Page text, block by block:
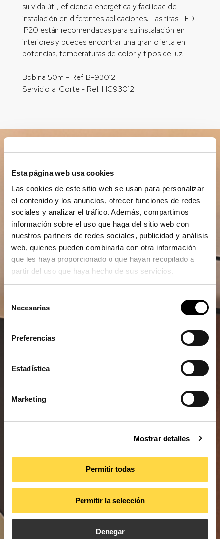
Esta página web usa cookies
Las cookies de este sitio web se usan para personalizar
el contenido y los anuncios, ofrecer funciones de redes
sociales y analizar el tráfico. Además, compartimos
información sobre el uso que haga del sitio web con
nuestros partners de redes sociales, publicidad y análisis
web, quienes pueden combinarla con otra información
que les haya proporcionado o que hayan recopilado a
partir del uso que haya hecho de sus servicios.
consentimiento
Necesarias
Preferencias
Estadística
Marketing
Mostrar detalles
Permitir todas
Permitir la selección
Denegar
su vida útil, eficiencia energética y facilidad de
instalación en diferentes aplicaciones. Las tiras LED
IP20 están recomendadas para su instalación en
interiores y puedes encontrar una gran oferta en
potencias, temperaturas de color y tipos de luz.
Bobina 50m - Ref. B-93012
Servicio al Corte - Ref. HC93012